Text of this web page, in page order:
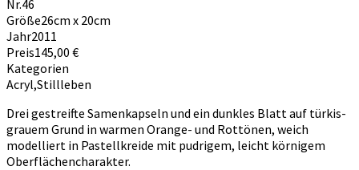
Nr.46
Größe26cm x 20cm
Jahr2011
Preis145,00 €
Kategorien
Acryl,Stillleben
Drei gestreifte Samenkapseln und ein dunkles Blatt auf türkis-
grauem Grund in warmen Orange- und Rottönen, weich
modelliert in Pastellkreide mit pudrigem, leicht körnigem
Oberflächencharakter.